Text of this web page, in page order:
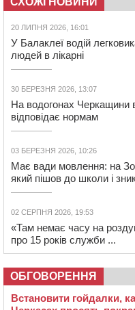
20 ЛИПНЯ 2026, 16:01
У Балаклеї водій
людей в лікарні
30 БЕРЕЗНЯ 2026, 13:07
На водогонах Черкащини
відповідає нормам
03 БЕРЕЗНЯ 2026, 10:26
Має вади мовлення: на
який пішов до школи і
02 СЕРПНЯ 2026, 19:53
«Там немає часу на
про 15 років служби ...
ОБГОВОРЕННЯ
Встановити гойдалки,